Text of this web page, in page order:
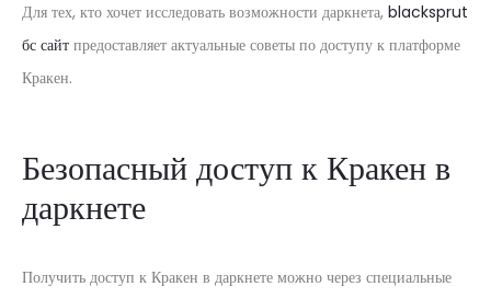
Для тех, кто хочет исследовать возможности даркнета, blacksprut
бс сайт предоставляет актуальные советы по доступу к платформе
Кракен.
Безопасный доступ к Кракен в
даркнете
Получить доступ к Кракен в даркнете можно через специальные